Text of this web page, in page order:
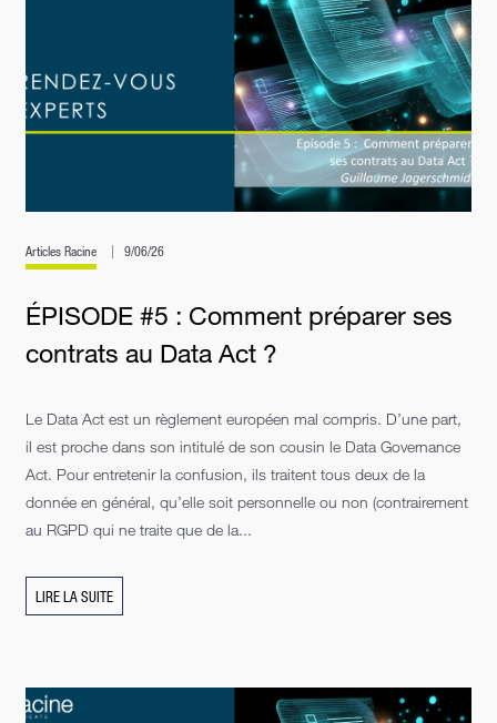
Articles Racine 9/06/26
ÉPISODE #5 : Comment préparer ses
contrats au Data Act ?
Le Data Act est un règlement européen mal compris. D’une part,
il est proche dans son intitulé de son cousin le Data Governance
Act. Pour entretenir la confusion, ils traitent tous deux de la
donnée en général, qu’elle soit personnelle ou non (contrairement
au RGPD qui ne traite que de la...
LIRE LA SUITE